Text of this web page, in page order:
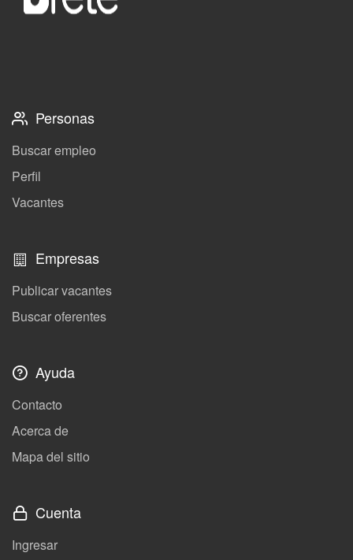
Personas
Buscar empleo
Perfil
Vacantes
Empresas
Publicar vacantes
Buscar oferentes
Ayuda
Contacto
Acerca de
Mapa del sitio
Cuenta
Ingresar